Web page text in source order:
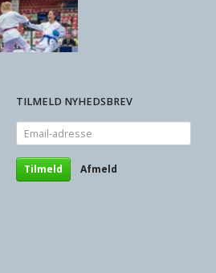
TILMELD NYHEDSBREV
Email-
adresse
Tilmeld Afmeld